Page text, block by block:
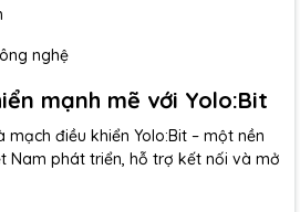
nghệ
mạnh mẽ với Yolo:Bit
mạch điều khiển Yolo:Bit – một nền
Nam phát triển, hỗ trợ kết nối và mở